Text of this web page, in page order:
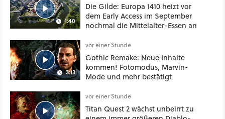
1:40
Die Gilde: Europa 1410 heizt vor
dem Early Access im September
nochmal die Mittelalter-Essen an
3:13
vor einer Stunde
Gothic Remake: Neue Inhalte
kommen! Fotomodus, Marvin-
Mode und mehr bestätigt
vor einer Stunde
Titan Quest 2 wächst unbeirrt zu